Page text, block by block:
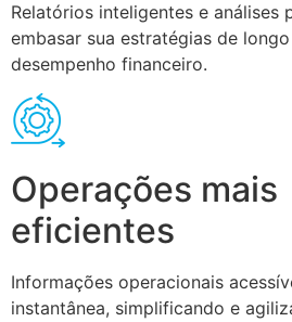
Relatórios inteligentes e análises
embasar sua estratégias de
desempenho financeiro.
Operações mais
eficientes
Informações operacionais
instantânea, simplificando e